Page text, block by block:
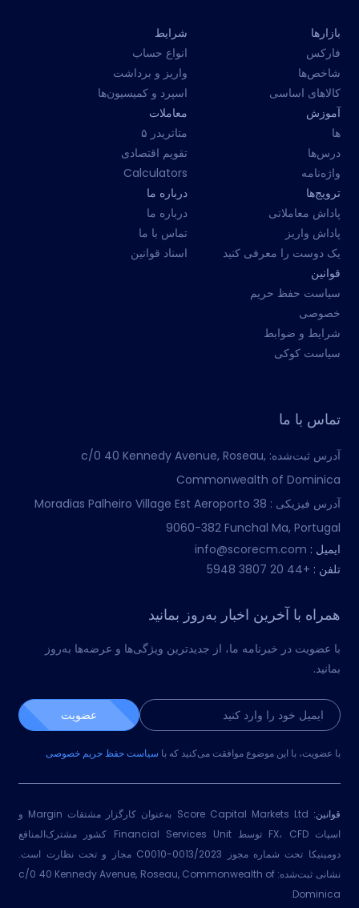
بازارها
فارکس
شاخص‌ها
کالاهای اساسی
شرایط
انواع حساب
واریز و برداشت
اسپرد و کمیسیون‌ها
آموزش
ها
درس‌ها
واژه‌نامه
معاملات
متاتریدر ۵
تقویم اقتصادی
Calculators
ترویج‌ها
پاداش معاملاتی
پاداش واریز
یک دوست را معرفی کنید
درباره ما
درباره ما
تماس با ما
اسناد قوانین
قوانین
سیاست حفظ حریم
خصوصی
شرایط و ضوابط
سیاست کوکی
تماس با ما
آدرس ثبت‌شده: c/0 40 Kennedy Avenue, Roseau,
Commonwealth of Dominica
آدرس فیزیکی : Moradias Palheiro Village Est Aeroporto 38
9060-382 Funchal Ma, Portugal
ایمیل :
تلفن : +44 20 3807 5948
همراه با آخرین اخبار به‌روز بمانید
با عضویت در خبرنامه ما، از جدیدترین ویژگی‌ها و عرضه‌ها به‌روز
بمانید.
عضویت
با عضویت، با این موضوع موافقت می‌کنید که با سیاست حفظ حریم خصوصی
قوانین:
Score Capital Markets Ltd به‌عنوان کارگزار مشتقات Margin و
اسپات FX، CFD توسط Financial Services Unit کشور مشترک‌المنافع
دومینیکا تحت شماره مجوز 2023/C0010-0013 مجاز و تحت نظارت است.
نشانی ثبت‌شده: c/0 40 Kennedy Avenue, Roseau, Commonwealth of
Dominica.